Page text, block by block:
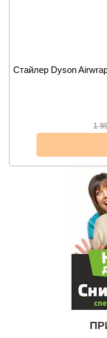
Стайлер Dyson
1